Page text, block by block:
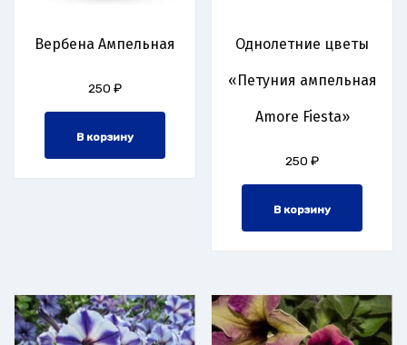
Вербена Ампельная
250 ₽
В корзину
Однолетние цветы
«Петуния ампельная
Amore Fiesta»
250₽
В корзину